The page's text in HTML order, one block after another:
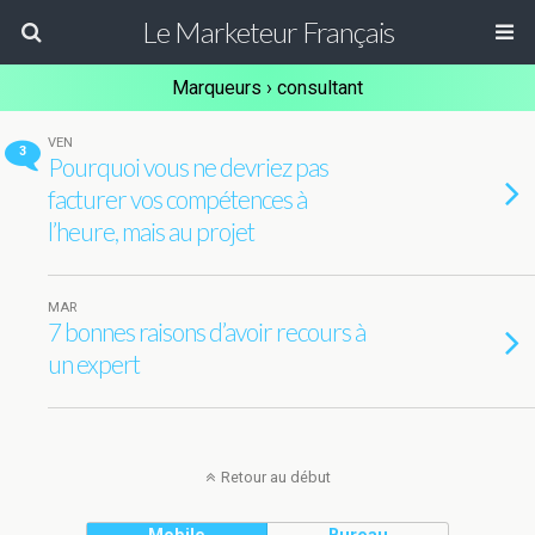
Le Marketeur Français
Marqueurs › consultant
3
VEN
Pourquoi vous ne devriez pas
facturer vos compétences à
l’heure, mais au projet
MAR
7 bonnes raisons d’avoir recours à
un expert
Retour au début